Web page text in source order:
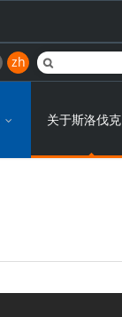
zh
关于斯洛伐克